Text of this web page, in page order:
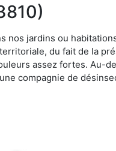
nos jardins ou
du fait de la
assez fortes. Au-
compagnie de